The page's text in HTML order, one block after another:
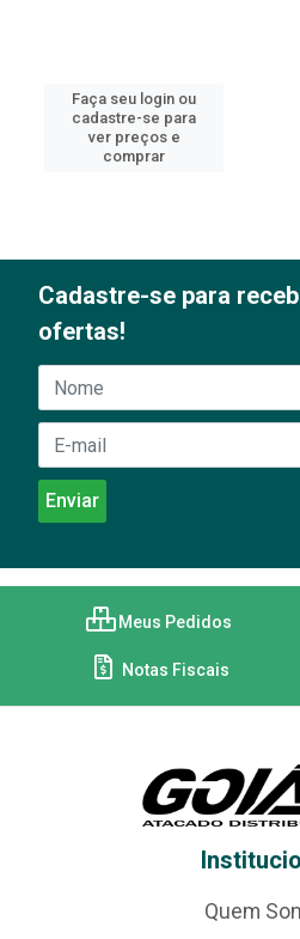
Faça seu login ou
cadastre-se para
ver preços e
comprar
Cadastre-se para
ofertas!
Meus Pedidos
Notas Fiscais
Quem